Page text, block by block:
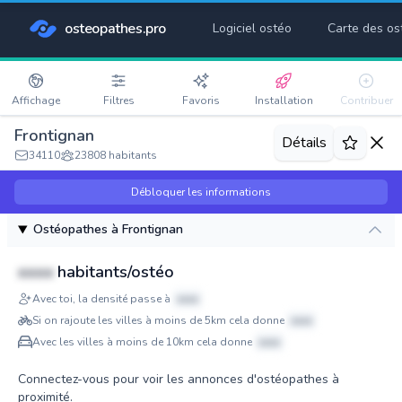
osteopathes.pro Logiciel ostéo Carte des
Affichage Filtres Favoris Installation Contribuer
Frontignan
34110 23808 habitants
Détails
Débloquer les informations
Ostéopathes à Frontignan
xxxx habitants/ostéo
Avec toi, la densité passe à
xxxx
Si on rajoute les villes à moins de 5km cela donne
xxxx
Avec les villes à moins de 10km cela donne
xxxx
Connectez-vous pour voir les annonces d'ostéopathes à
proximité.